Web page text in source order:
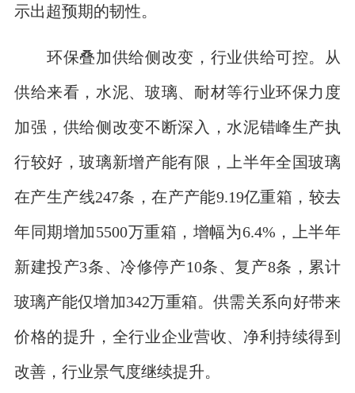
示出超预期的韧性。
环保叠加供给侧改变，行业供给可控。从
供给来看，水泥、玻璃、耐材等行业环保力度
加强，供给侧改变不断深入，水泥错峰生产执
行较好，玻璃新增产能有限，上半年全国玻璃
在产生产线247条，在产产能9.19亿重箱，较去
年同期增加5500万重箱，增幅为6.4%，上半年
新建投产3条、冷修停产10条、复产8条，累计
玻璃产能仅增加342万重箱。供需关系向好带来
价格的提升，全行业企业营收、净利持续得到
改善，行业景气度继续提升。